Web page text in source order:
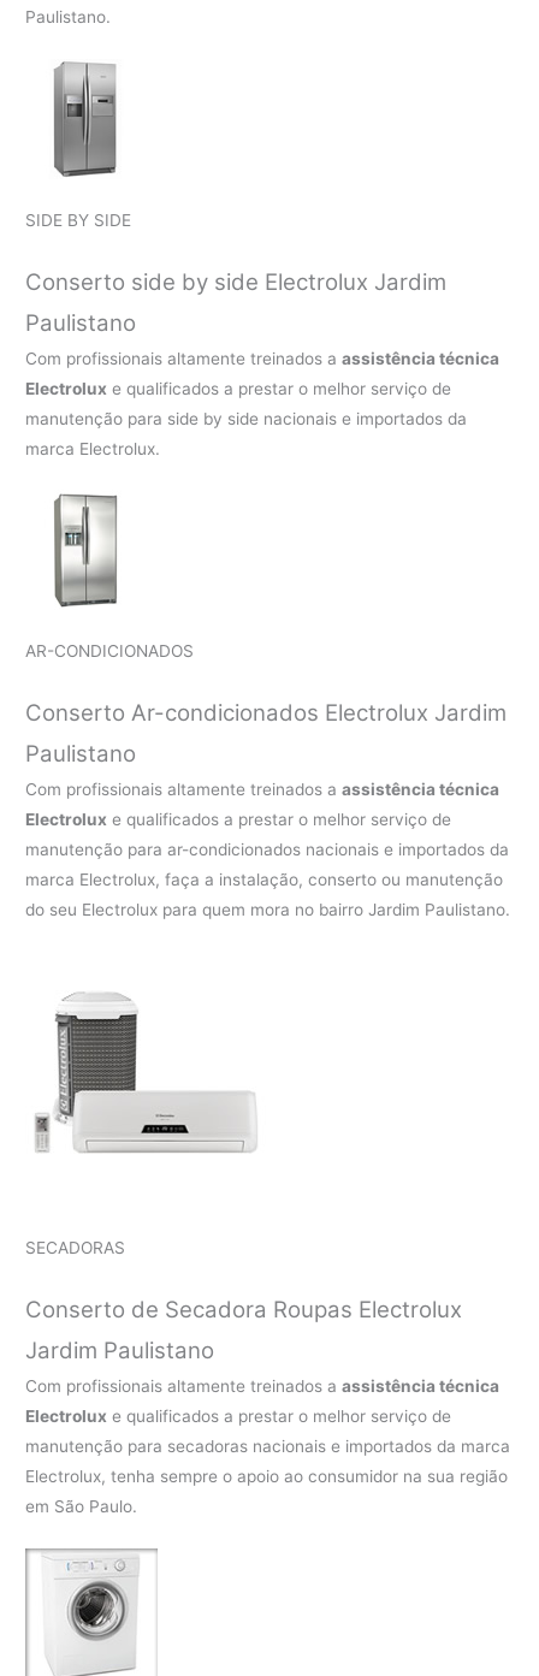
Paulistano.
SIDE BY SIDE
Conserto side by side Electrolux Jardim
Paulistano
Com profissionais altamente treinados aassistência técnica
Electrolux e qualificados a prestar o melhor serviço de
manutenção para side by side nacionais e importados da
marca Electrolux.
AR-CONDICIONADOS
Conserto Ar-condicionados Electrolux Jardim
Paulistano
Com profissionais altamente treinados aassistência técnica
Electrolux e qualificados a prestar o melhor serviço de
manutenção para ar-condicionados nacionais e importados da
marca Electrolux, faça a instalação, conserto ou manutenção
do seu Electrolux para quem mora no bairro Jardim Paulistano.
SECADORAS
Conserto de Secadora Roupas Electrolux
Jardim Paulistano
Com profissionais altamente treinados aassistência técnica
Electrolux e qualificados a prestar o melhor serviço de
manutenção para secadoras nacionais e importados da marca
Electrolux, tenha sempre o apoio ao consumidor na sua região
em São Paulo.